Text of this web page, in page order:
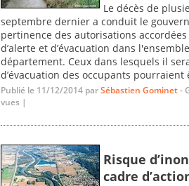
Le décès de
septembre dernier a conduit le
pertinence des autorisations
d’alerte et d’évacuation dans
département. Ceux dans lesquels il
d’évacuation des occupants
Publié le 11/12/2014 parSébastien Gominet-
vues |
Risque
cadre